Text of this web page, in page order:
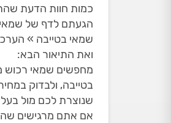
כמות חוות הדעת
הגעתם לדף של
שמאי בטייבה »
ואת התיאור הבא:
מחפשים שמאי רכוש
בטייבה, ולבדוק
שנוצרת לכם מול
אם אתם מרגישים